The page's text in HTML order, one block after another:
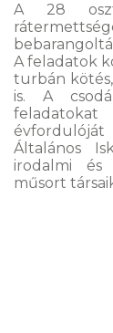
A 28
A feladatok
turbán
is. A
Általános
irodalmi és
műsort